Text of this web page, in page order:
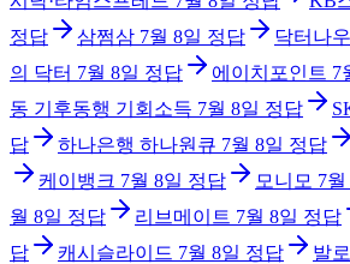
정답
삼쩜삼 7월 8일 정답 닥터나우
의 닥터 7월 8일 정답 에이치포인트 7
동 기후동행 기회소득 7월 8일 정답
답
하나은행 하나원큐 7월 8일 정답
케이뱅크 7월 8일 정답 모니모 7월
월 8일 정답 리브메이트 7월 8일 정답
답
캐시슬라이드 7월 8일 정답 발